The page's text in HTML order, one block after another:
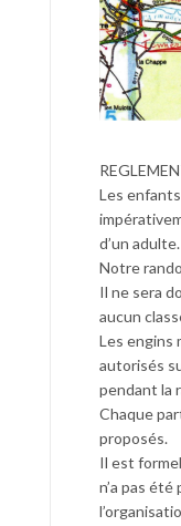
Les
d’un adulte.
Notre
Il ne sera
aucun
Les engins
autorisés
pendant la
Chaque
proposés.
Il est
n’a pas